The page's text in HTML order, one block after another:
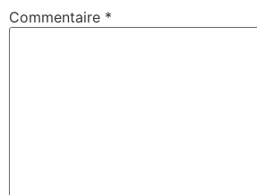
Commentaire *